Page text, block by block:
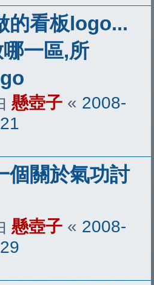
的看板logo...
一區,所
懸壺子 « 2008-
個關於氣功討
懸壺子 « 2008-